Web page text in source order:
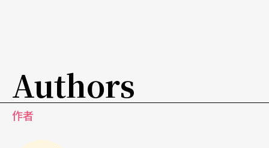
回到最单纯的生命时，连声带都可以跟著身体起舞
Authors
作者